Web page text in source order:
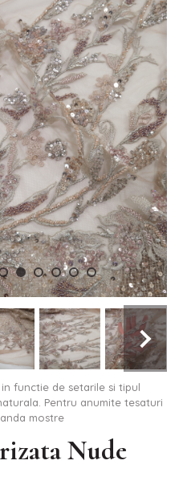
functie de setarile si tipul
Pentru anumite tesaturi
mostre
Nude